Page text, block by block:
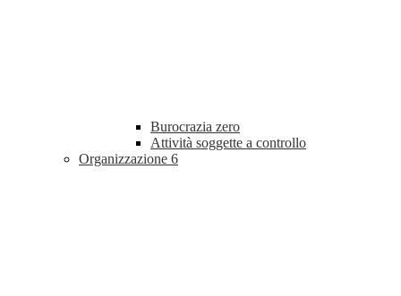
Burocrazia zero
Attività soggette a controllo
Organizzazione 6